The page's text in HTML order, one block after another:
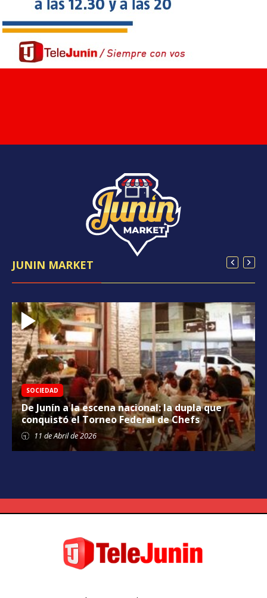
JUNIN MARKET
SOCIEDAD
De Junín a la escena nacional: la dupla que
conquistó el Torneo Federal de Chefs
11 deAbrilde 2026